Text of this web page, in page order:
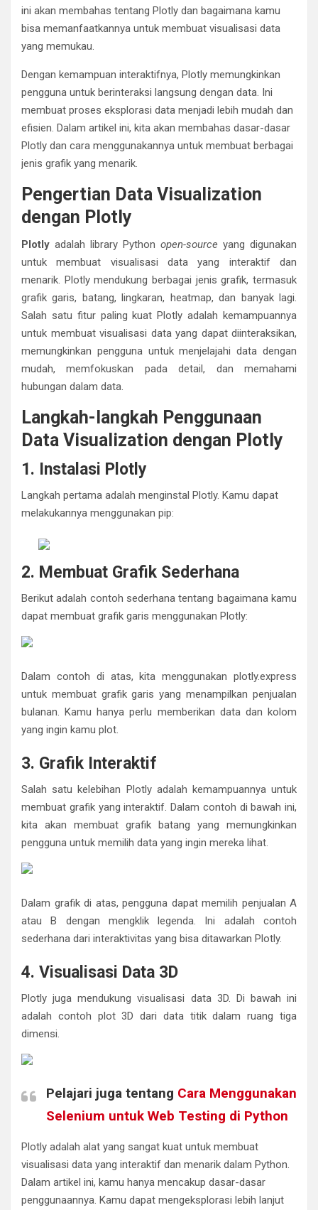
ini akan membahas tentang Plotly dan bagaimana kamu
bisa memanfaatkannya untuk membuat visualisasi data
yang memukau.
Dengan kemampuan interaktifnya, Plotly memungkinkan
pengguna untuk berinteraksi langsung dengan data. Ini
membuat proses eksplorasi data menjadi lebih mudah dan
efisien. Dalam artikel ini, kita akan membahas dasar-dasar
Plotly dan cara menggunakannya untuk membuat berbagai
jenis grafik yang menarik.
Pengertian Data Visualization
dengan Plotly
Plotly adalah library Python open-source yang digunakan
untuk membuat visualisasi data yang interaktif dan
menarik. Plotly mendukung berbagai jenis grafik, termasuk
grafik garis, batang, lingkaran, heatmap, dan banyak lagi.
Salah satu fitur paling kuat Plotly adalah kemampuannya
untuk membuat visualisasi data yang dapat diinteraksikan,
memungkinkan pengguna untuk menjelajahi data dengan
mudah, memfokuskan pada detail, dan memahami
hubungan dalam data.
Langkah-langkah Penggunaan
Data Visualization dengan Plotly
1. Instalasi Plotly
Langkah pertama adalah menginstal Plotly. Kamu dapat
melakukannya menggunakan pip:
2. Membuat Grafik Sederhana
Berikut adalah contoh sederhana tentang bagaimana kamu
dapat membuat grafik garis menggunakan Plotly:
Dalam contoh di atas, kita menggunakan plotly.express
untuk membuat grafik garis yang menampilkan penjualan
bulanan. Kamu hanya perlu memberikan data dan kolom
yang ingin kamu plot.
3. Grafik Interaktif
Salah satu kelebihan Plotly adalah kemampuannya untuk
membuat grafik yang interaktif. Dalam contoh di bawah ini,
kita akan membuat grafik batang yang memungkinkan
pengguna untuk memilih data yang ingin mereka lihat.
Dalam grafik di atas, pengguna dapat memilih penjualan A
atau B dengan mengklik legenda. Ini adalah contoh
sederhana dari interaktivitas yang bisa ditawarkan Plotly.
4. Visualisasi Data 3D
Plotly juga mendukung visualisasi data 3D. Di bawah ini
adalah contoh plot 3D dari data titik dalam ruang tiga
dimensi.
Pelajari juga tentang Cara Menggunakan
Selenium untuk Web Testing di Python
Plotly adalah alat yang sangat kuat untuk membuat
visualisasi data yang interaktif dan menarik dalam Python.
Dalam artikel ini, kamu hanya mencakup dasar-dasar
penggunaannya. Kamu dapat mengeksplorasi lebih lanjut